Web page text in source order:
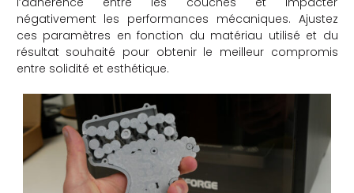
négativement les performances mécaniques. Ajustez
ces paramètres en fonction du matériau utilisé et du
résultat souhaité pour obtenir le meilleur compromis
entre solidité et esthétique.